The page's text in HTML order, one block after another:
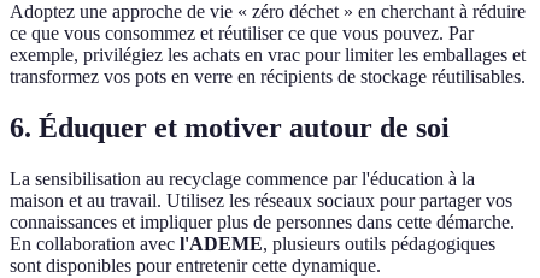
Adoptez une approche de vie « zéro déchet » en cherchant à réduire
ce que vous consommez et réutiliser ce que vous pouvez. Par
exemple, privilégiez les achats en vrac pour limiter les emballages et
transformez vos pots en verre en récipients de stockage réutilisables.
6. Éduquer et motiver autour de soi
La sensibilisation au recyclage commence par l'éducation à la
maison et au travail. Utilisez les réseaux sociaux pour partager vos
connaissances et impliquer plus de personnes dans cette démarche.
En collaboration avec l'ADEME, plusieurs outils pédagogiques
sont disponibles pour entretenir cette dynamique.